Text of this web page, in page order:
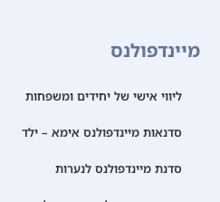
מיינדפולנס
ליווי אישי של יחידים ומשפחות
סדנאות מיינדפולנס אימא – ילד
סדנת מיינדפולנס לנערות